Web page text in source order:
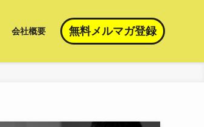
会社概要 無料メルマガ登録